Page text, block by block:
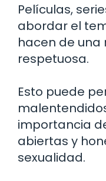
Películas,
abordar el
hacen de
respetuosa.
Esto puede
importancia
abiertas y
sexualidad.